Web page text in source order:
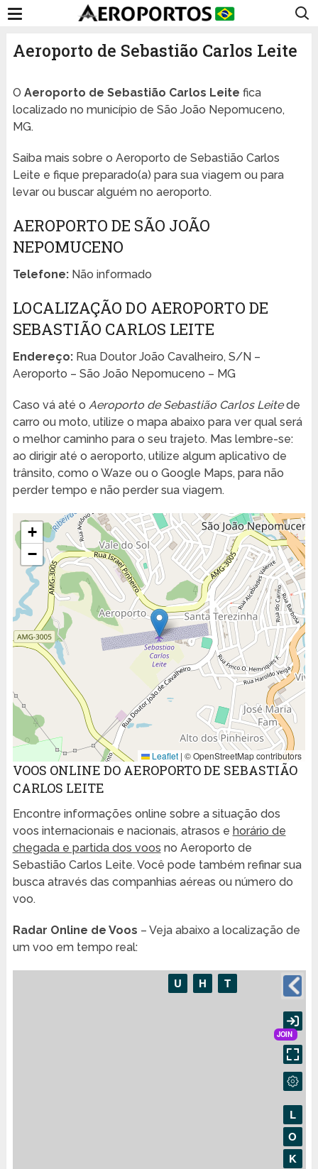
Aeroporto de Sebastião Carlos Leite
O Aeroporto de Sebastião Carlos Leite fica
localizado no município de São João Nepomuceno,
MG.
Saiba mais sobre o Aeroporto de Sebastião Carlos
Leite e fique preparado(a) para sua viagem ou para
levar ou buscar alguém no aeroporto.
AEROPORTO DE SÃO JOÃO
NEPOMUCENO
Telefone:Não informado
LOCALIZAÇÃO DO AEROPORTO DE
SEBASTIÃO CARLOS LEITE
Endereço:Rua Doutor João Cavalheiro, S/N –
Aeroporto – São João Nepomuceno – MG
Caso vá até o Aeroporto de Sebastião Carlos Leitede
carro ou moto, utilize o mapa abaixo para ver qual será
o melhor caminho para o seu trajeto. Mas lembre-se:
ao dirigir até o aeroporto, utilize algum aplicativo de
trânsito, como o Waze ou o Google Maps, para não
perder tempo e não perder sua viagem.
+
−
Leaflet | © OpenStreetMap contributors
VOOS ONLINE DO AEROPORTO DE SEBASTIÃO
CARLOS LEITE
Encontre informações online sobre a situação dos
voos internacionais e nacionais, atrasos e horário de
chegada e partida dos voos no Aeroporto de
Sebastião Carlos Leite. Você pode também refinar sua
busca através das companhias aéreas ou número do
voo.
Radar Online de Voos – Veja abaixo a localização de
um voo em tempo real: